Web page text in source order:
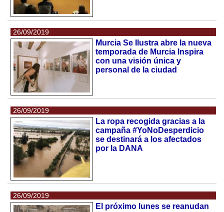
26/09/2019
Murcia Se Ilustra abre la nueva
temporada de Murcia Inspira
con una visión única y
personal de la ciudad
26/09/2019
La ropa recogida gracias a la
campaña #YoNoDesperdicio
se destinará a los afectados
por la DANA
26/09/2019
El próximo lunes se reanudan